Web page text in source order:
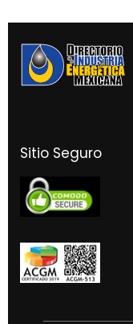
Sitio Seguro